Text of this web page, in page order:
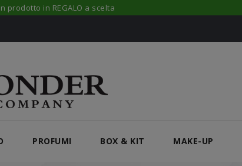
prodotto in REGALO a scelta
PROFUMI BOX & KIT MAKE-UP